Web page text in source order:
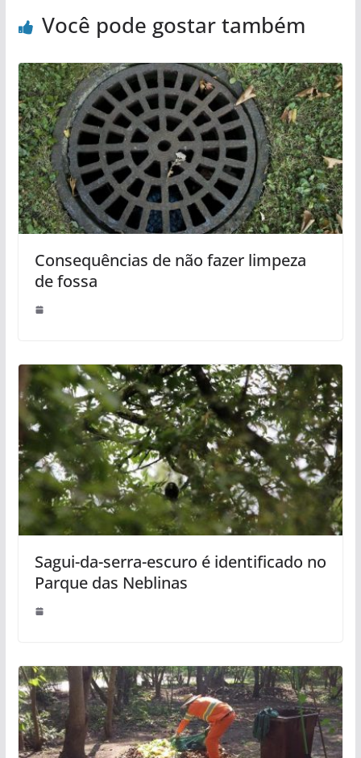
Você pode gostar também
Consequências de não fazer limpeza
de fossa
Sagui-da-serra-escuro é identificado no
Parque das Neblinas